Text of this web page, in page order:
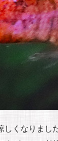
くなりまし